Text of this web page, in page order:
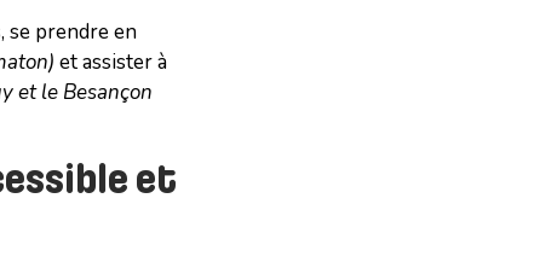
se prendre en
et assister à
et le Besançon
et